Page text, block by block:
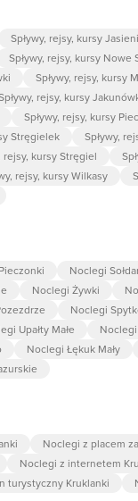
Spływy, rejsy, kursy
Spływy, rejsy, kursy Nowe
Spływy, rejsy, kursy
rejsy, kursy
Spływy, rejsy, kursy
Stręgielek
Spływy,
rejsy, kursy Stręgiel
rejsy, kursy Wilkasy
Noclegi
Noclegi Żywki
Noclegi
Upałty Małe
Noclegi Łękuk Mały
Noclegi z placem
Noclegi z internetem
turystyczny Kruklanki